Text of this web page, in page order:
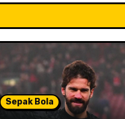
Sepak Bola